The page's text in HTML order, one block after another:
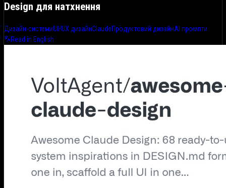
Design для натхнення
Дизайн-системиUI/UX дизайнClaudeПродуктовий дизайнAI промпти
Read in English